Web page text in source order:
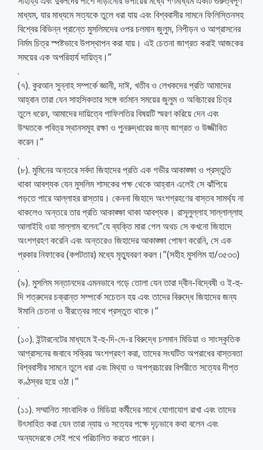
মাধ্যম, যার মাধ্যমে সত্যকে তুলে ধরা যায় এবং বিশ্ববাসীর সামনে ফিলিস্তিনসহ
বিশ্বের বিভিন্ন প্রান্তে মুসলিমদের ওপর চলমান জুলুম, নিপীড়ন ও আগ্রাসনের
নির্মম চিত্র স্পষ্টভাবে উপস্থাপন করা যায়। এই চেতনা জাগ্রত করাই আজকের
সময়ের এক অপরিহার্য দায়িত্ব।”
.
(৭). কুরআন সুন্নাহ সম্পর্কে জ্ঞানী, দাঈ, খতীব ও লেখকদের প্রতি আমাদের
আহ্বান তারা যেন সাহসিকতার সঙ্গে বর্তমান সময়ের জুলুম ও অবিচারের চিত্র
তুলে ধরেন, আমাদের দায়িত্বে গাফিলতির বিষয়টি স্মরণ করিয়ে দেন এবং
উম্মতকে পবিত্র স্থানসমূহ রক্ষা ও পুনরুদ্ধারের জন্য জাগ্রত ও উজ্জীবিত
করেন।”
.
(৮). মুমিনের অন্তরে সর্বদা জিহাদের প্রতি এক গভীর আকাঙ্ক্ষা ও প্রস্তুতি
থাকা আবশ্যক যেন মুসলিম শাসকের পক্ষ থেকে আহ্বান এলেই সে ঝাঁপিয়ে
পড়তে পারে আল্লাহর রাস্তায়। কেননা জিহাদে অংশগ্রহণের বাস্তব সামর্থ্য না
থাকলেও অন্তরে তার প্রতি আকাঙ্ক্ষা থাকা আবশ্যক। রাসূলুল্লাহ সাল্লাল্লাহু
আলাইহি ওয়া সাল্লাম বলেন:”যে ব্যক্তি মারা গেল অথচ সে কখনো জিহাদে
অংশগ্রহণ করেনি এবং অন্তরেও জিহাদের আকাঙ্ক্ষা পোষণ করেনি, সে এক
প্রকার নিফাকের (কপটতার) মধ্যে মৃত্যুবরণ করল।”(সহীহ মুসলিম হা/৩৫৩৩)
.
(৯). মুসলিম সন্তানদের এমনভাবে গড়ে তোলা যেন তারা দ্বীন-বিদ্বেষী ও ই-হু-
দি শত্রুদের চক্রান্ত সম্পর্কে সচেতন হয় এবং তাদের বিরুদ্ধে জিহাদের জন্য
ঈমানি চেতনা ও বীরত্বের সাথে প্রস্তুত থাকে।”
.
(১০). ইন্টারনেটের মাধ্যমে ই-হু-দি-দে-র বিরুদ্ধে চলমান মিডিয়া ও সাংস্কৃতিক
আগ্রাসনের জবাবে সক্রিয় অংশগ্রহণ করা, তাদের সংঘটিত অপরাধের বাস্তবতা
বিশ্ববাসীর সামনে তুলে ধরা এবং মিথ্যা ও অপপ্রচারের বিপরীতে সত্যের দীপ্ত
কণ্ঠস্বর হয়ে ওঠা।”
.
(১১). সম্মানিত সাংবাদিক ও মিডিয়া কর্মীদের সাথে যোগাযোগ রাখা এবং তাদের
উৎসাহিত করা যেন তারা ন্যায় ও সত্যের পক্ষে দৃঢ়ভাবে কথা বলেন এবং
অন্যদেরকে সেই পথে পরিচালিত করতে পারেন।